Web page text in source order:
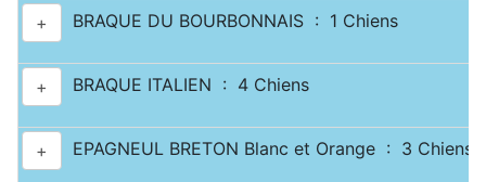
+ BRAQUE DU BOURBONNAIS : 1 Chiens
+ BRAQUE ITALIEN : 4 Chiens
+ EPAGNEUL BRETON Blanc et Orange : 3 Chiens